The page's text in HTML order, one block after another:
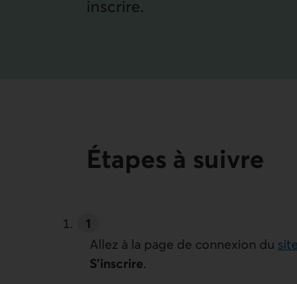
inscrire.
Étapes à suivre
Allez à la page de connexion du
S’inscrire.